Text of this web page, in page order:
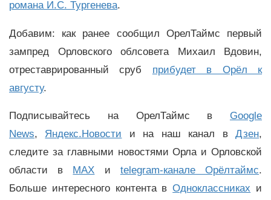
романа И.С. Тургенева.
Добавим: как ранее сообщил ОрелТаймс первый
зампред Орловского облсовета Михаил Вдовин,
отреставрированный сруб прибудет в Орёл к
августу.
Подписывайтесь на ОрелТаймс в Google
News, Яндекс.Новости и на наш канал вДзен,
следите за главными новостями Орла и Орловской
области в MAX и telegram-канале Орёлтаймс.
Больше интересного контента вОдноклассниках и